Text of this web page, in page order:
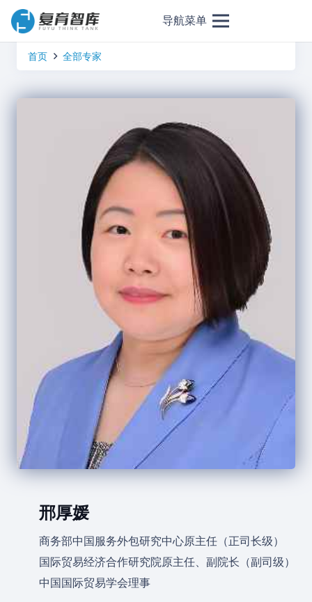
导航菜单
首页 全部专家
邢厚媛
商务部中国服务外包研究中心原主任（正司长级）
国际贸易经济合作研究院原主任、副院长（副司级）
中国国际贸易学会理事